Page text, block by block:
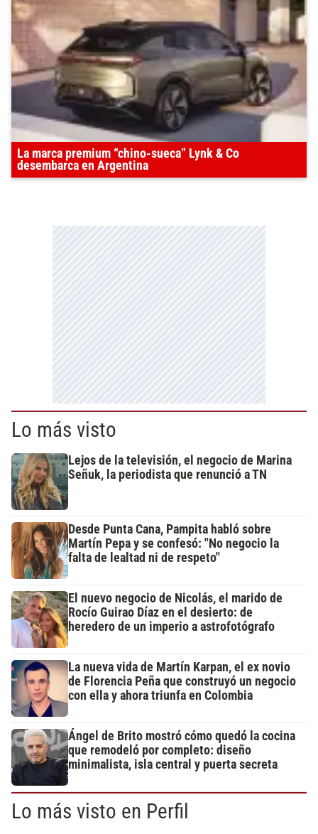
La marca premium “chino-sueca” Lynk & Co
desembarca en Argentina
Lo más visto
Lejos de la televisión, el negocio de Marina
Señuk, la periodista que renunció a TN
Desde Punta Cana, Pampita habló sobre
Martín Pepa y se confesó: "No negocio la
falta de lealtad ni de respeto"
El nuevo negocio de Nicolás, el marido de
Rocío Guirao Díaz en el desierto: de
heredero de un imperio a astrofotógrafo
La nueva vida de Martín Karpan, el ex novio
de Florencia Peña que construyó un negocio
con ella y ahora triunfa en Colombia
Ángel de Brito mostró cómo quedó la cocina
que remodeló por completo: diseño
minimalista, isla central y puerta secreta
Lo más visto en Perfil